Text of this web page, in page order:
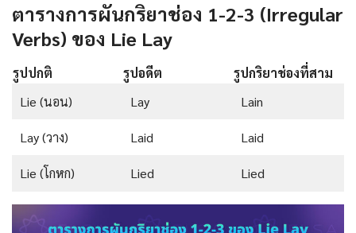
ตารางการผันกริยาช่อง 1-2-3 (Irregular
Verbs) ของ Lie Lay
รูปปกติ รูปอดีต
รูปกริยาช่องที่สาม
Lie (นอน)
Lay Lain
Lay (วาง) Laid Laid
Lie (โกหก) Lied Lied